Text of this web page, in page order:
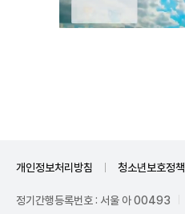
개인정보처리방침 청소년보호정책
정기간행등록번호 : 서울 아 00493